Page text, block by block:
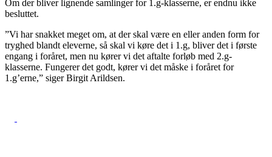
Om der bliver lignende samlinger for 1.g-klasserne, er endnu ikke
besluttet.
”Vi har snakket meget om, at der skal være en eller anden form for
tryghed blandt eleverne, så skal vi køre det i 1.g, bliver det i første
engang i foråret, men nu kører vi det aftalte forløb med 2.g-
klasserne. Fungerer det godt, kører vi det måske i foråret for
1.g’erne,” siger Birgit Arildsen.